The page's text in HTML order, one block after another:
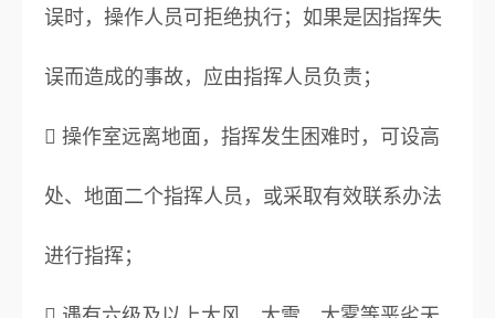
误时，操作人员可拒绝执行；如果是因指挥失
误而造成的事故，应由指挥人员负责；
 操作室远离地面，指挥发生困难时，可设高
处、地面二个指挥人员，或采取有效联系办法
进行指挥；